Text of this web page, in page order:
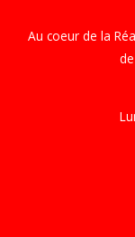
Au coeur de la